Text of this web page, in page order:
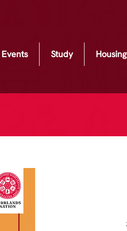
Events Study Housing